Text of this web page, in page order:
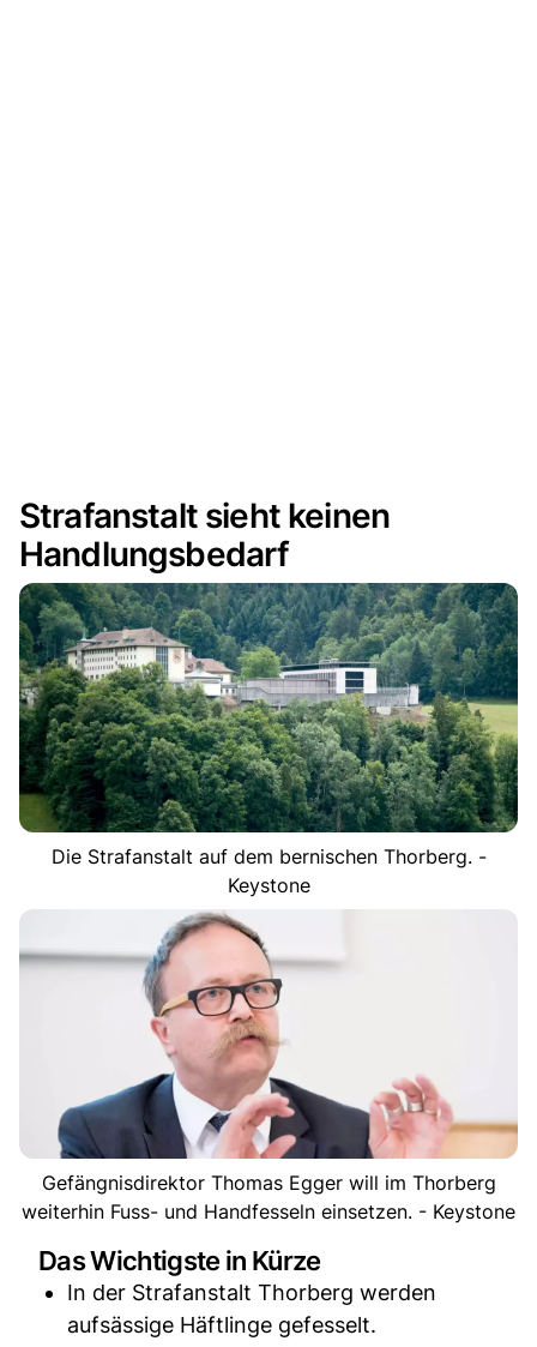
Strafanstalt sieht keinen
Handlungsbedarf
Die Strafanstalt auf dem bernischen Thorberg. -
Keystone
Gefängnisdirektor Thomas Egger will im Thorberg
weiterhin Fuss- und Handfesseln einsetzen. - Keystone
Das Wichtigste in Kürze
In der Strafanstalt Thorberg werden
aufsässige Häftlinge gefesselt.